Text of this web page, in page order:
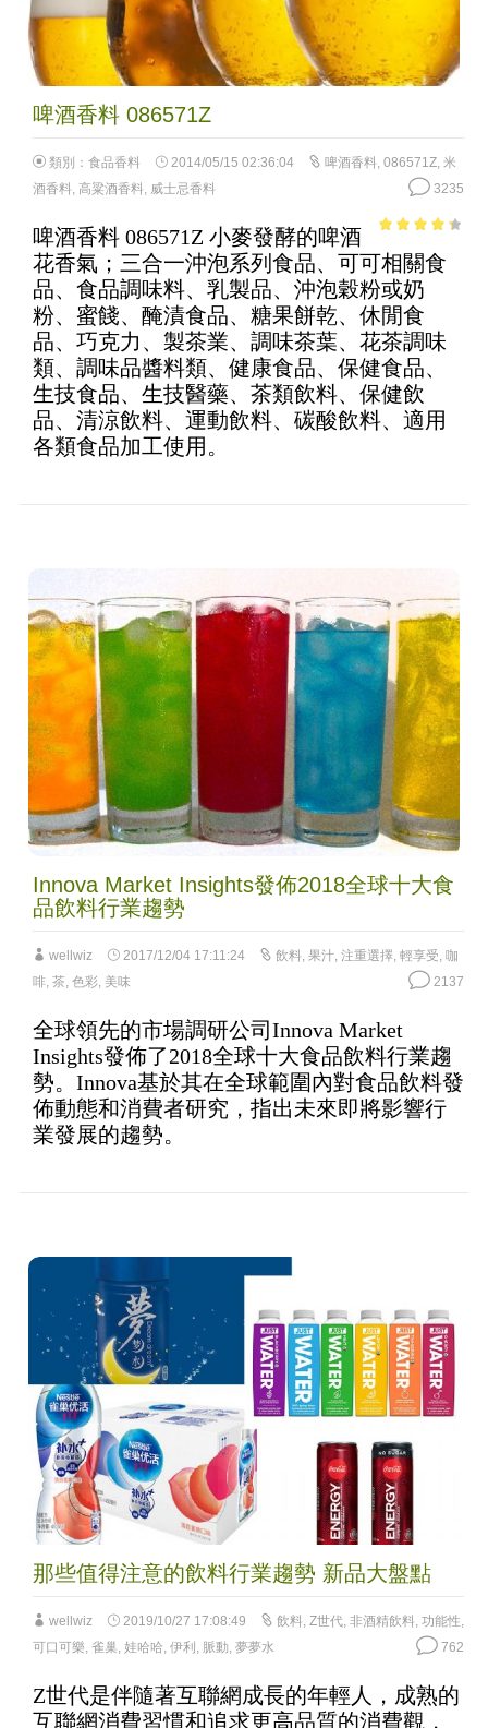
啤酒香料 086571Z
類別： 食品香料 2014/05/15 02:36:04 啤酒香料 086571Z, 米
酒香料 高粱酒香料 威士忌香料 3235
of 5
啤酒香料 086571Z 小麥發酵的啤酒
花香氣；三合一沖泡系列食品、可可相關食
品、食品調味料、乳製品、沖泡穀粉或奶
粉、蜜餞、醃漬食品、糖果餅乾、休閒食
品、巧克力、製茶業、調味茶葉、花茶調味
類、調味品醬料類、健康食品、保健食品、
生技食品、生技醫藥、茶類飲料、保健飲
品、清涼飲料、運動飲料、碳酸飲料、適用
各類食品加工使用。
Innova Market Insights發佈2018全球十大食
品飲料行業趨勢
wellwiz 2017/12/04 17:11:24 飲料 果汁, 注重選擇, 輕享受 咖
啡 茶, 色彩 美味 2137
全球領先的市場調研公司Innova Market
Insights發佈了2018全球十大食品飲料行業趨
勢。Innova基於其在全球範圍內對食品飲料發
佈動態和消費者研究，指出未來即將影響行
業發展的趨勢。
那些值得注意的飲料行業趨勢 新品大盤點
wellwiz 2019/10/27 17:08:49 飲料 Z世代 非酒精飲料 功能性
可口可樂 雀巢 娃哈哈 伊利 脈動 夢夢水 762
Z世代是伴隨著互聯網成長的年輕人，成熟的
互聯網消費習慣和追求更高品質的消費觀，